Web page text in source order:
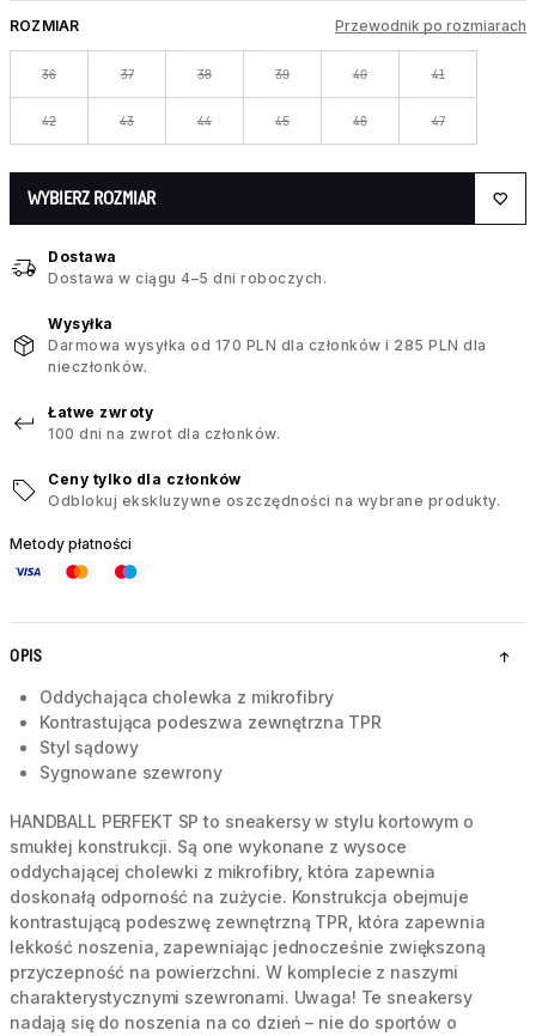
ROZMIAR Przewodnik po rozmiarach
36 37 38 39 40 41
42 43 44 45 46 47
WYBIERZ ROZMIAR
Dostawa
Dostawa w ciągu 4–5 dni roboczych.
Wysyłka
Darmowa wysyłka od 170 PLN dla członków i 285 PLN dla
nieczłonków.
Łatwe zwroty
100 dni na zwrot dla członków.
Ceny tylko dla członków
Odblokuj ekskluzywne oszczędności na wybrane produkty.
Metody płatności
OPIS
Oddychająca cholewka z mikrofibry
Kontrastująca podeszwa zewnętrzna TPR
Styl sądowy
Sygnowane szewrony
HANDBALL PERFEKT SP to sneakersy w stylu kortowym o
smukłej konstrukcji. Są one wykonane z wysoce
oddychającej cholewki z mikrofibry, która zapewnia
doskonałą odporność na zużycie. Konstrukcja obejmuje
kontrastującą podeszwę zewnętrzną TPR, która zapewnia
lekkość noszenia, zapewniając jednocześnie zwiększoną
przyczepność na powierzchni. W komplecie z naszymi
charakterystycznymi szewronami. Uwaga! Te sneakersy
nadają się do noszenia na co dzień – nie do sportów o